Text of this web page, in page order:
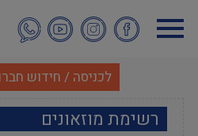
לתוכן
העיקרי
לכניסה / חידוש
רשימת מוזאונים